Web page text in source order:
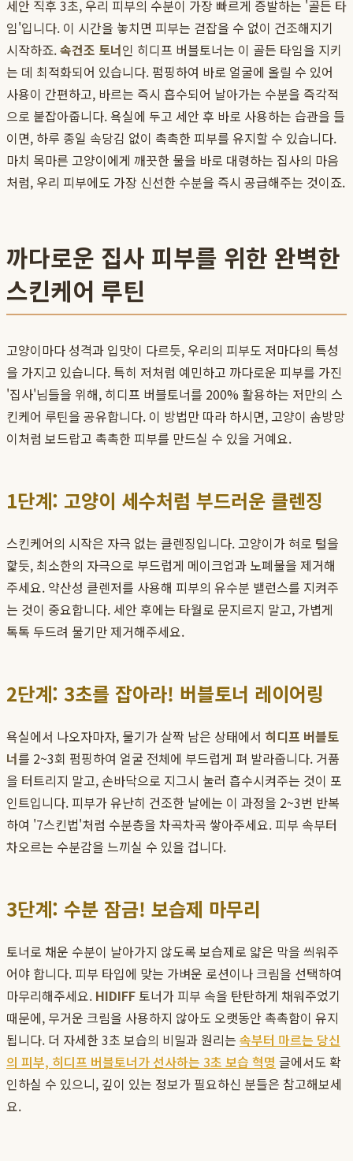
세안 직후 3초, 우리 피부의 수분이 가장 빠르게 증발하는 '골든 타
임'입니다. 이 시간을 놓치면 피부는 걷잡을 수 없이 건조해지기
시작하죠.속건조 토너인 히디프 버블토너는 이 골든 타임을 지키
는 데 최적화되어 있습니다. 펌핑하여 바로 얼굴에 올릴 수 있어
사용이 간편하고, 바르는 즉시 흡수되어 날아가는 수분을 즉각적
으로 붙잡아줍니다. 욕실에 두고 세안 후 바로 사용하는 습관을 들
이면, 하루 종일 속당김 없이 촉촉한 피부를 유지할 수 있습니다.
마치 목마른 고양이에게 깨끗한 물을 바로 대령하는 집사의 마음
처럼, 우리 피부에도 가장 신선한 수분을 즉시 공급해주는 것이죠.
까다로운 집사 피부를 위한 완벽한
스킨케어 루틴
고양이마다 성격과 입맛이 다르듯, 우리의 피부도 저마다의 특성
을 가지고 있습니다. 특히 저처럼 예민하고 까다로운 피부를 가진
'집사'님들을 위해, 히디프 버블토너를 200% 활용하는 저만의 스
킨케어 루틴을 공유합니다. 이 방법만 따라 하시면, 고양이 솜방망
이처럼 보드랍고 촉촉한 피부를 만드실 수 있을 거예요.
1단계: 고양이 세수처럼 부드러운 클렌징
스킨케어의 시작은 자극 없는 클렌징입니다. 고양이가 혀로 털을
핥듯, 최소한의 자극으로 부드럽게 메이크업과 노폐물을 제거해
주세요. 약산성 클렌저를 사용해 피부의 유수분 밸런스를 지켜주
는 것이 중요합니다. 세안 후에는 타월로 문지르지 말고, 가볍게
톡톡 두드려 물기만 제거해주세요.
2단계: 3초를 잡아라! 버블토너 레이어링
욕실에서 나오자마자, 물기가 살짝 남은 상태에서 히디프 버블토
너를 2~3회 펌핑하여 얼굴 전체에 부드럽게 펴 발라줍니다. 거품
을 터트리지 말고, 손바닥으로 지그시 눌러 흡수시켜주는 것이 포
인트입니다. 피부가 유난히 건조한 날에는 이 과정을 2~3번 반복
하여 '7스킨법'처럼 수분층을 차곡차곡 쌓아주세요. 피부 속부터
차오르는 수분감을 느끼실 수 있을 겁니다.
3단계: 수분 잠금! 보습제 마무리
토너로 채운 수분이 날아가지 않도록 보습제로 얇은 막을 씌워주
어야 합니다. 피부 타입에 맞는 가벼운 로션이나 크림을 선택하여
마무리해주세요. HIDIFF 토너가 피부 속을 탄탄하게 채워주었기
때문에, 무거운 크림을 사용하지 않아도 오랫동안 촉촉함이 유지
됩니다. 더 자세한 3초 보습의 비밀과 원리는 속부터 마르는 당신
의 피부, 히디프 버블토너가 선사하는 3초 보습 혁명 글에서도 확
인하실 수 있으니, 깊이 있는 정보가 필요하신 분들은 참고해보세
요.